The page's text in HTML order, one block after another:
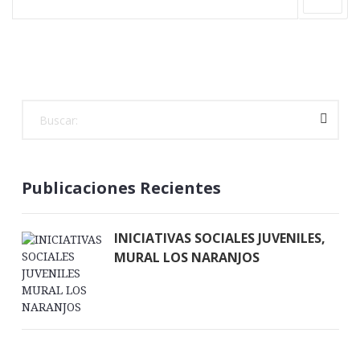
Publicaciones Recientes
INICIATIVAS SOCIALES JUVENILES,
MURAL LOS NARANJOS